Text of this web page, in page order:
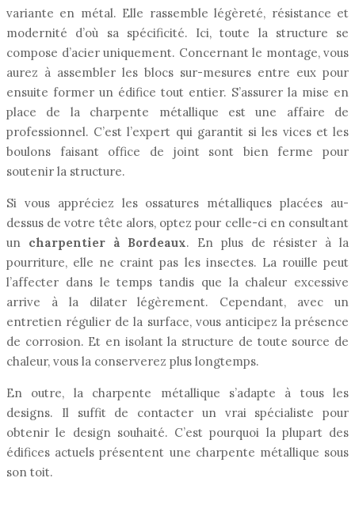
variante en métal. Elle rassemble légèreté, résistance et
modernité d’où sa spécificité. Ici, toute la structure se
compose d’acier uniquement. Concernant le montage, vous
aurez à assembler les blocs sur-mesures entre eux pour
ensuite former un édifice tout entier. S’assurer la mise en
place de la charpente métallique est une affaire de
professionnel. C’est l’expert qui garantit si les vices et les
boulons faisant office de joint sont bien ferme pour
soutenir la structure.
Si vous appréciez les ossatures métalliques placées au-
dessus de votre tête alors, optez pour celle-ci en consultant
un charpentier à Bordeaux. En plus de résister à la
pourriture, elle ne craint pas les insectes. La rouille peut
l’affecter dans le temps tandis que la chaleur excessive
arrive à la dilater légèrement. Cependant, avec un
entretien régulier de la surface, vous anticipez la présence
de corrosion. Et en isolant la structure de toute source de
chaleur, vous la conserverez plus longtemps.
En outre, la charpente métallique s’adapte à tous les
designs. Il suffit de contacter un vrai spécialiste pour
obtenir le design souhaité. C’est pourquoi la plupart des
édifices actuels présentent une charpente métallique sous
son toit.